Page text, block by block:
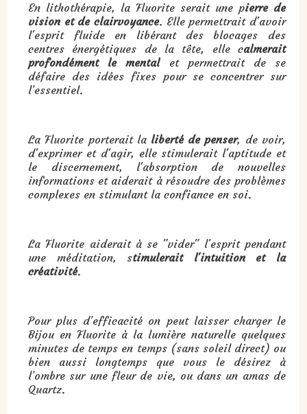
En lithothérapie, la Fluorite serait une pierre de
vision et de clairvoyance. Elle permettrait d'avoir
l'esprit fluide en libérant des blocages des
centres énergétiques de la tête, elle calmerait
profondément le mentalet permettrait de se
défaire des idées fixes pour se concentrer sur
l’essentiel.
La Fluorite porterait la liberté de penser, de voir,
d'exprimer et d'agir, elle stimulerait l'aptitude et
le discernement, l'absorption de nouvelles
informations et aiderait à résoudre des problèmes
complexes en stimulant la confiance en soi.
La Fluorite aiderait à se "vider" l'esprit pendant
une méditation, stimulerait l'intuition et la
créativité.
Pour plus d’efficacité on peut laisser charger le
Bijou en Fluorite à la lumière naturelle quelques
minutes de temps en temps (sans soleil direct) ou
bien aussi longtemps que vous le désirez à
l’ombre sur une fleur de vie, ou dans un amas de
Quartz.